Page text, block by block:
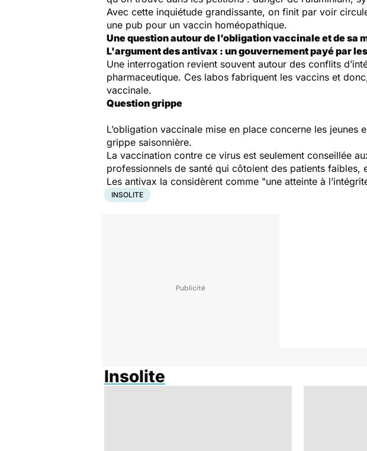
Avec cette inquiétude grandissante, on finit par voir
une pub pour un vaccin homéopathique.
Une question autour de l’obligation vaccinale et de sa
L'argument des antivax : un gouvernement payé par
Une interrogation revient souvent autour des conflits
pharmaceutique. Ces labos fabriquent les vaccins et
vaccinale.
Question grippe
L’obligation vaccinale mise en place concerne les
grippe saisonnière.
La vaccination contre ce virus est seulement conseillée
professionnels de santé qui côtoient des patients faibles,
Les antivax la considèrent comme "une atteinte à
INSOLITE
Insolite